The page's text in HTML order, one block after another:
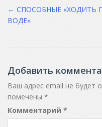
Post
navigation
← СПОСОБНЫЕ «ХОДИТЬ
ВОДЕ»
Добавить
Ваш адрес email не будет
помечены *
Комментарий *